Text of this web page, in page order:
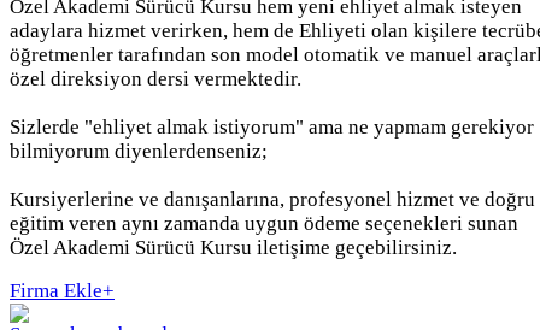
Özel Akademi Sürücü Kursu hem yeni ehliyet almak isteyen
adaylara hizmet verirken, hem de Ehliyeti olan kişilere
öğretmenler tarafından son model otomatik ve manuel
özel direksiyon dersi vermektedir.
Sizlerde "ehliyet almak istiyorum" ama ne yapmam gerekiyor
bilmiyorum diyenlerdenseniz;
Kursiyerlerine ve danışanlarına, profesyonel hizmet ve doğru
eğitim veren aynı zamanda uygun ödeme seçenekleri sunan
Özel Akademi Sürücü Kursu iletişime geçebilirsiniz.
Firma Ekle+